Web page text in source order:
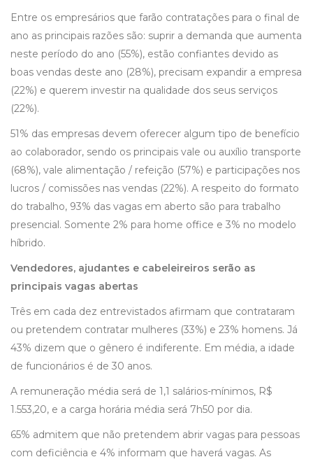
Entre os empresários que farão contratações para o final de
ano as principais razões são: suprir a demanda que aumenta
neste período do ano (55%), estão confiantes devido as
boas vendas deste ano (28%), precisam expandir a empresa
(22%) e querem investir na qualidade dos seus serviços
(22%).
51% das empresas devem oferecer algum tipo de benefício
ao colaborador, sendo os principais vale ou auxílio transporte
(68%), vale alimentação / refeição (57%) e participações nos
lucros / comissões nas vendas (22%). A respeito do formato
do trabalho, 93% das vagas em aberto são para trabalho
presencial. Somente 2% para home office e 3% no modelo
híbrido.
Vendedores, ajudantes e cabeleireiros serão as
principais vagas abertas
Três em cada dez entrevistados afirmam que contrataram
ou pretendem contratar mulheres (33%) e 23% homens. Já
43% dizem que o gênero é indiferente. Em média, a idade
de funcionários é de 30 anos.
A remuneração média será de 1,1 salários-mínimos, R$
1.553,20, e a carga horária média será 7h50 por dia.
65% admitem que não pretendem abrir vagas para pessoas
com deficiência e 4% informam que haverá vagas. As